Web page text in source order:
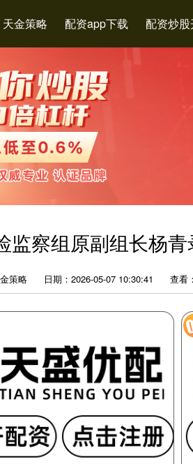
天金策略 配资app下载 配资炒
察组原副组长杨
策略 日期：2026-05-07 10:30:41 查看